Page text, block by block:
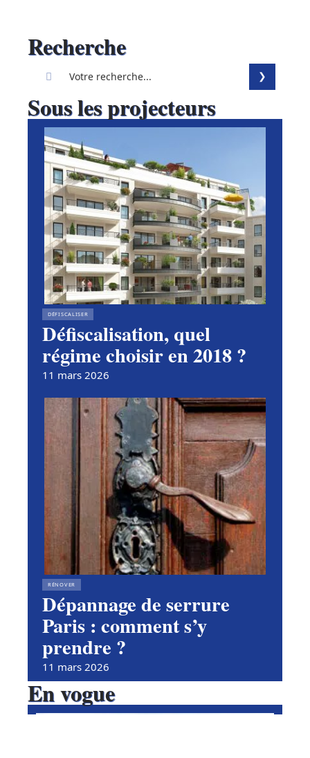
Recherche
Sous les projecteurs
DÉFISCALISER
Défiscalisation, quel
régime choisir en 2018 ?
11 mars 2026
RÉNOVER
Dépannage de serrure
Paris : comment s’y
prendre ?
11 mars 2026
En vogue